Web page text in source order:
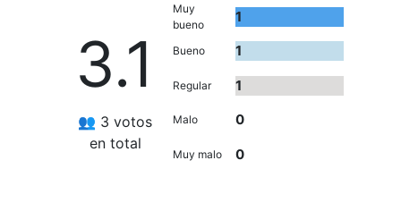
3.1
👥 3 votos
en total
Muy
bueno
1
Bueno 1
Regular 1
Malo 0
Muy malo 0